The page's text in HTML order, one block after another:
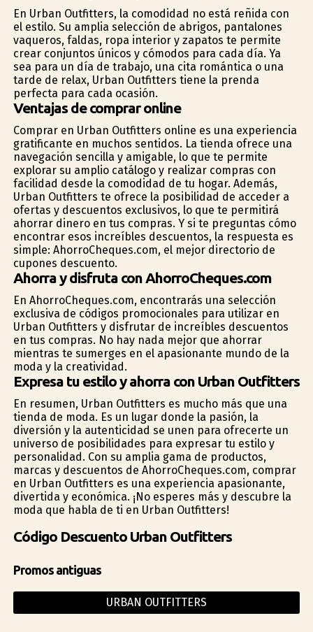
En Urban Outfitters, la comodidad no está reñida con
el estilo. Su amplia selección de abrigos, pantalones
vaqueros, faldas, ropa interior y zapatos te permite
crear conjuntos únicos y cómodos para cada día. Ya
sea para un día de trabajo, una cita romántica o una
tarde de relax, Urban Outfitters tiene la prenda
perfecta para cada ocasión.
Ventajas de comprar online
Comprar en Urban Outfitters online es una experiencia
gratificante en muchos sentidos. La tienda ofrece una
navegación sencilla y amigable, lo que te permite
explorar su amplio catálogo y realizar compras con
facilidad desde la comodidad de tu hogar. Además,
Urban Outfitters te ofrece la posibilidad de acceder a
ofertas y descuentos exclusivos, lo que te permitirá
ahorrar dinero en tus compras. Y si te preguntas cómo
encontrar esos increíbles descuentos, la respuesta es
simple: AhorroCheques.com, el mejor directorio de
cupones descuento.
Ahorra y disfruta con AhorroCheques.com
En AhorroCheques.com, encontrarás una selección
exclusiva de códigos promocionales para utilizar en
Urban Outfitters y disfrutar de increíbles descuentos
en tus compras. No hay nada mejor que ahorrar
mientras te sumerges en el apasionante mundo de la
moda y la creatividad.
Expresa tu estilo y ahorra con Urban Outfitters
En resumen, Urban Outfitters es mucho más que una
tienda de moda. Es un lugar donde la pasión, la
diversión y la autenticidad se unen para ofrecerte un
universo de posibilidades para expresar tu estilo y
personalidad. Con su amplia gama de productos,
marcas y descuentos de AhorroCheques.com, comprar
en Urban Outfitters es una experiencia apasionante,
divertida y económica. ¡No esperes más y descubre la
moda que habla de ti en Urban Outfitters!
Código Descuento Urban Outfitters
Promos antiguas
URBAN OUTFITTERS